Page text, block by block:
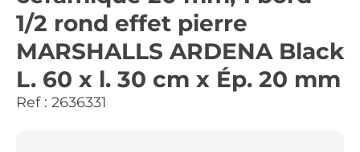
1/2 rond effet pierre
MARSHALLS ARDENA Black
L. 60 x l. 30 cm x Ép. 20 mm
Ref : 2636331